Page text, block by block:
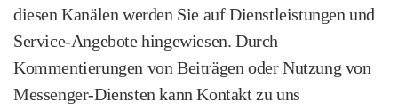
diesen Kanälen werden Sie auf Dienstleistungen und
Service-Angebote hingewiesen. Durch
Kommentierungen von Beiträgen oder Nutzung von
Messenger-Diensten kann Kontakt zu uns